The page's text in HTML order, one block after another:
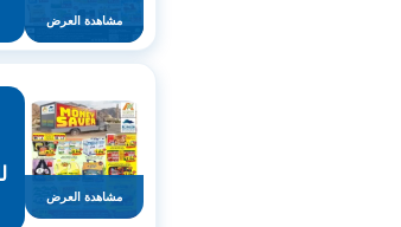
مشاهدة العرض
مشاهدة العرض